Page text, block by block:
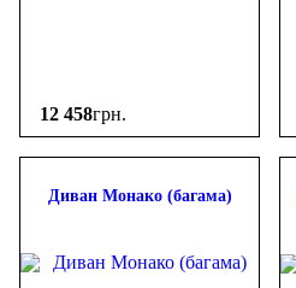
12 458грн.
Диван Монако (багама)